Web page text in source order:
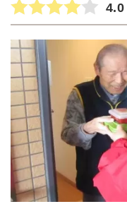
4.0